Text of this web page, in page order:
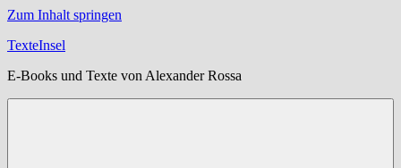
Zum Inhalt springen
TexteInsel
E-Books und Texte von Alexander Rossa